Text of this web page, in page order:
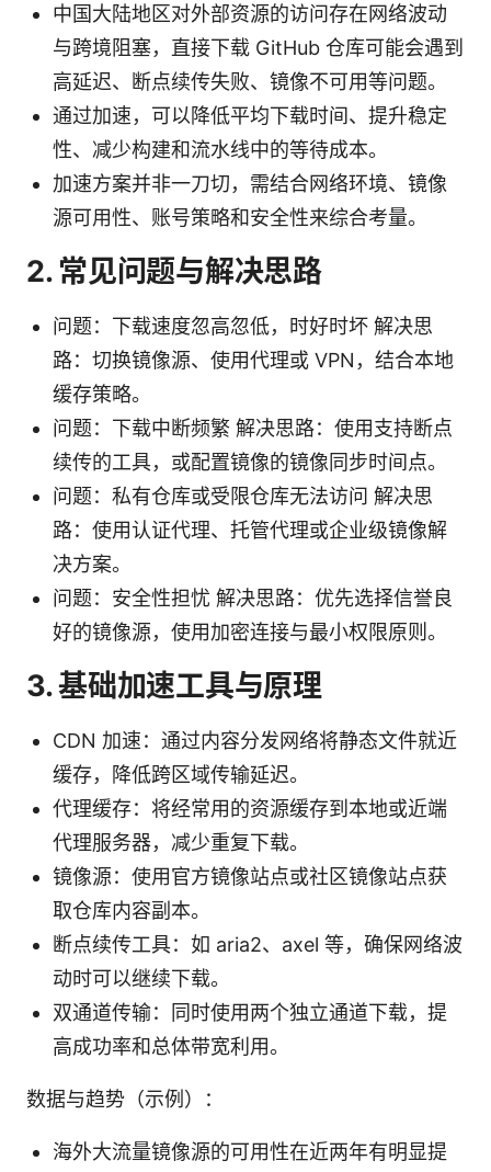
中国大陆地区对外部资源的访问存在网络波动
与跨境阻塞，直接下载 GitHub 仓库可能会遇到
高延迟、断点续传失败、镜像不可用等问题。
通过加速，可以降低平均下载时间、提升稳定
性、减少构建和流水线中的等待成本。
加速方案并非一刀切，需结合网络环境、镜像
源可用性、账号策略和安全性来综合考量。
2. 常见问题与解决思路
问题：下载速度忽高忽低，时好时坏 解决思
路：切换镜像源、使用代理或 VPN，结合本地
缓存策略。
问题：下载中断频繁 解决思路：使用支持断点
续传的工具，或配置镜像的镜像同步时间点。
问题：私有仓库或受限仓库无法访问 解决思
路：使用认证代理、托管代理或企业级镜像解
决方案。
问题：安全性担忧 解决思路：优先选择信誉良
好的镜像源，使用加密连接与最小权限原则。
3. 基础加速工具与原理
CDN 加速：通过内容分发网络将静态文件就近
缓存，降低跨区域传输延迟。
代理缓存：将经常用的资源缓存到本地或近端
代理服务器，减少重复下载。
镜像源：使用官方镜像站点或社区镜像站点获
取仓库内容副本。
断点续传工具：如 aria2、axel 等，确保网络波
动时可以继续下载。
双通道传输：同时使用两个独立通道下载，提
高成功率和总体带宽利用。
数据与趋势（示例）：
海外大流量镜像源的可用性在近两年有明显提